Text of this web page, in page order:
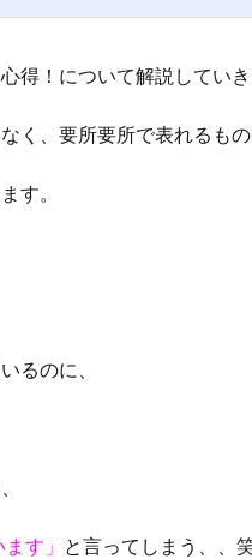
得！について解説してい
く、要所要所で表れるもの
す。
るのに、
す」 と言ってしまう、、